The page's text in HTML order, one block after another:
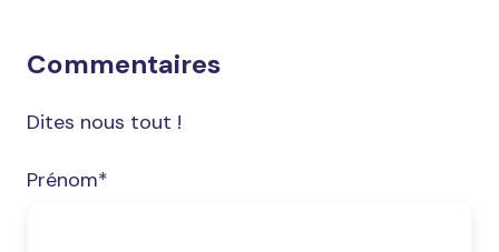
Commentaires
Dites nous tout !
Prénom*